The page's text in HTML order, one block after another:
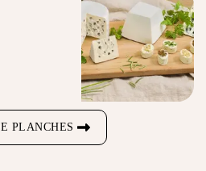
PLANCHES